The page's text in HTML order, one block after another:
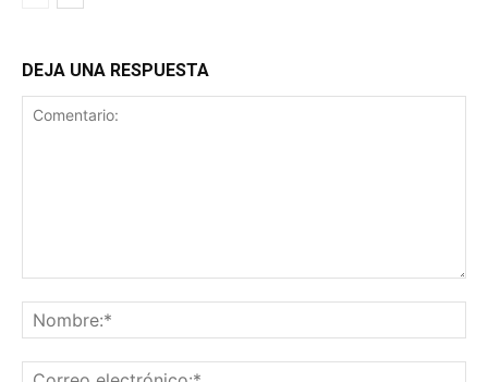
DEJA UNA RESPUESTA